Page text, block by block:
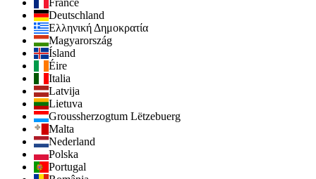
France
Deutschland
Ελληνική Δημοκρατία
Magyarország
Ísland
Éire
Italia
Latvija
Lietuva
Groussherzogtum Lëtzebuerg
Malta
Nederland
Polska
Portugal